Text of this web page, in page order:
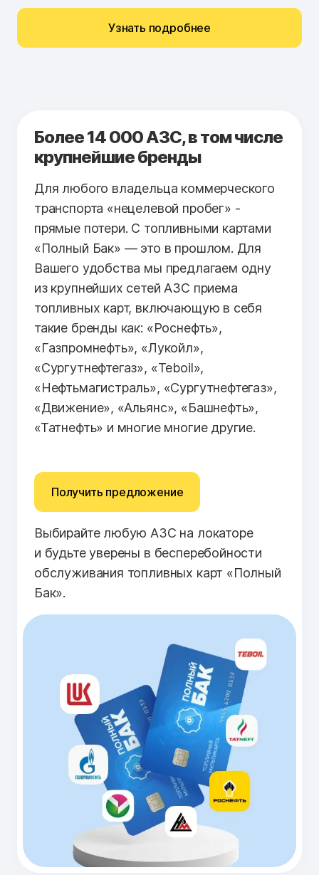
Узнать подробнее
Более 14 000 АЗС, в том числе
крупнейшие бренды
Для любого владельца коммерческого
транспорта «нецелевой пробег» -
прямые потери. С топливными картами
«Полный Бак» — это в прошлом. Для
Вашего удобства мы предлагаем одну
из крупнейших сетей АЗС приема
топливных карт, включающую в себя
такие бренды как: «Роснефть»,
«Газпромнефть», «Лукойл»,
«Сургутнефтегаз», «Teboil»,
«Нефтьмагистраль», «Сургутнефтегаз»,
«Движение», «Альянс», «Башнефть»,
«Татнефть» и многие многие другие.
Получить предложение
Выбирайте любую АЗС на локаторе
и будьте уверены в бесперебойности
обслуживания топливных карт «Полный
Бак».